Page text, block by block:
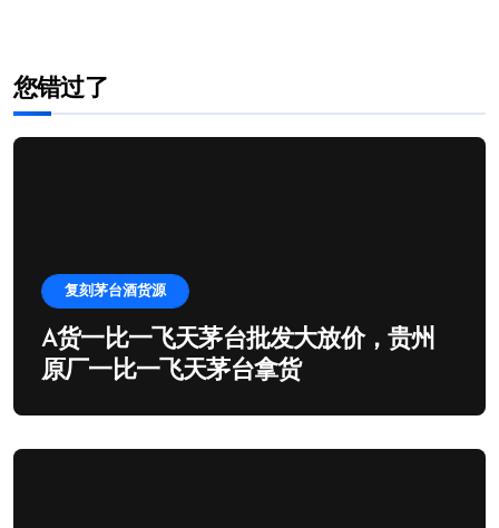
您错过了
复刻茅台酒货源
A货一比一飞天茅台批发大放价，贵州
原厂一比一飞天茅台拿货